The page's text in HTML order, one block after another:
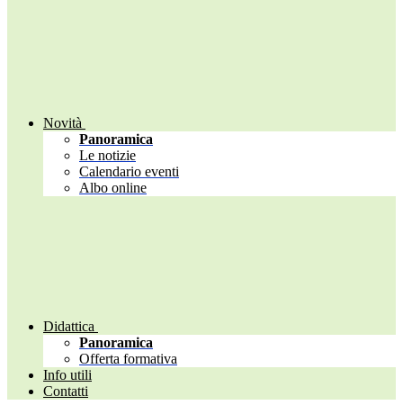
Novità
Panoramica
Le notizie
Calendario eventi
Albo online
Didattica
Panoramica
Offerta formativa
Info utili
Contatti